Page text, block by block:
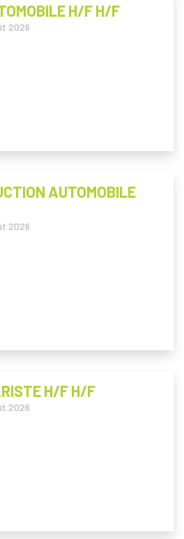
H/F H/F
2026
AUTOMOBILE
2026
H/F H/F
2026